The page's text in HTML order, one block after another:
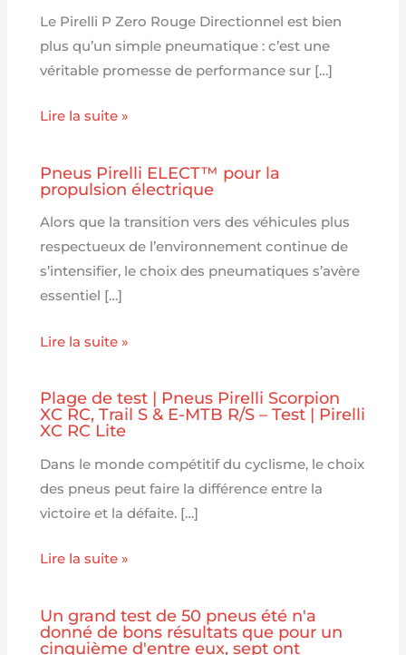
Le Pirelli P Zero Rouge Directionnel est bien
plus qu’un simple pneumatique : c’est une
véritable promesse de performance sur […]
Lire la suite »
Pneus Pirelli ELECT™ pour la
propulsion électrique
Alors que la transition vers des véhicules plus
respectueux de l’environnement continue de
s’intensifier, le choix des pneumatiques s’avère
essentiel […]
Lire la suite »
Plage de test | Pneus Pirelli Scorpion
XC RC, Trail S & E-MTB R/S – Test | Pirelli
XC RC Lite
Dans le monde compétitif du cyclisme, le choix
des pneus peut faire la différence entre la
victoire et la défaite. […]
Lire la suite »
Un grand test de 50 pneus été n'a
donné de bons résultats que pour un
cinquième d'entre eux, sept ont